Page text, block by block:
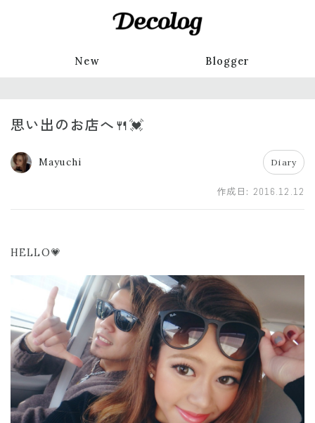
New Blogger
思い出のお店へ🍴💓
Mayuchi Diary
作成日: 2016.12.12
HELLO💗